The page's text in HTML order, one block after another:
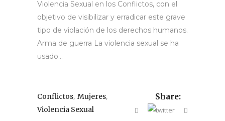
Violencia Sexual en los Conflictos, con el
objetivo de visibilizar y erradicar este grave
tipo de violación de los derechos humanos.
Arma de guerra La violencia sexual se ha
usado...
Conflictos, Mujeres,
Violencia Sexual
Share: